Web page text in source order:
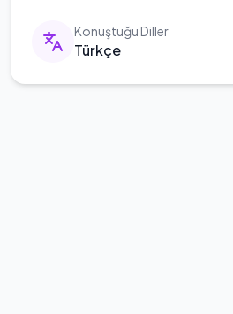
Konuştuğu Diller
Türkçe